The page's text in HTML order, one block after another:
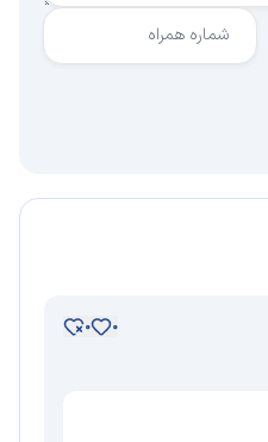
شماره همراه
0
0